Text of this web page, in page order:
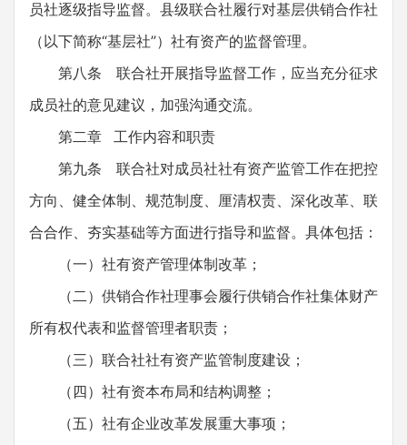
员社逐级指导监督。县级联合社履行对基层供销合作社
（以下简称“基层社”）社有资产的监督管理。
第八条 联合社开展指导监督工作，应当充分征求
成员社的意见建议，加强沟通交流。
第二章 工作内容和职责
第九条 联合社对成员社社有资产监管工作在把控
方向、健全体制、规范制度、厘清权责、深化改革、联
合合作、夯实基础等方面进行指导和监督。具体包括：
（一）社有资产管理体制改革；
（二）供销合作社理事会履行供销合作社集体财产
所有权代表和监督管理者职责；
（三）联合社社有资产监管制度建设；
（四）社有资本布局和结构调整；
（五）社有企业改革发展重大事项；